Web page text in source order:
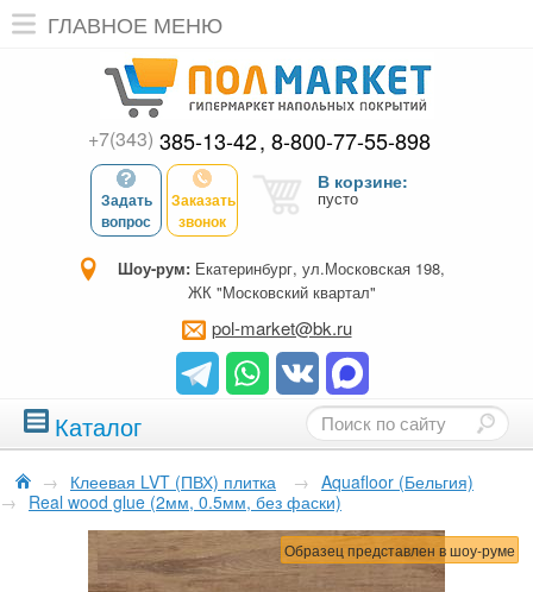
ГЛАВНОЕ МЕНЮ
+7(343) 385-13-42 8-800-77-55-898
Задать
вопрос
Заказать
звонок
В корзине:
пусто
Шоу-рум: Екатеринбург, ул.Московская 198,
ЖК "Московский квартал"
pol-market@bk.ru
Каталог
→ Клеевая LVT (ПВХ) плитка → Aquafloor (Бельгия)
→ Real wood glue (2мм, 0.5мм, без фаски)
Образец представлен в шоу-руме